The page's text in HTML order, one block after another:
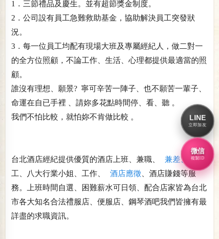
1．三節禮品及慶生。並有超節獎金制度。
2．公司設有員工急難救助基金，協助解決員工突發狀
況。
3．每一位員工均配有現場大班及專屬經紀人，做二對一
的全方位照顧，不論工作、生活、心理都提供最適當的照
顧。
誰沒有理想、願景? 寧可辛苦一陣子、也不願苦一輩子、
命運在自已手裡 、請妳多花點時間停、看、聽 。
我們不怕比較，就怕妳不肯做比較 。
台北酒店經紀提供優質的酒店上班、兼職、 兼差、
打
工、八大行業小姐、工作、
酒店應徵 、酒店賺錢等服
務。上班時間自選、困難薪水可日領、配合店家皆為台北
市各大知名合法禮服店、便服店、鋼琴酒吧我們皆擁有最
詳盡的求職資訊。
LINE
立即加友
微信
複製ID